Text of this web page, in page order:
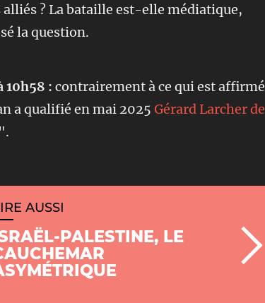
? La bataille est-elle médiatique,
la question.
10h58 : contrairement à ce qui est affirmé
a qualifié en mai 2025Gérard Larcher de
AUSSI
PALESTINE, LE